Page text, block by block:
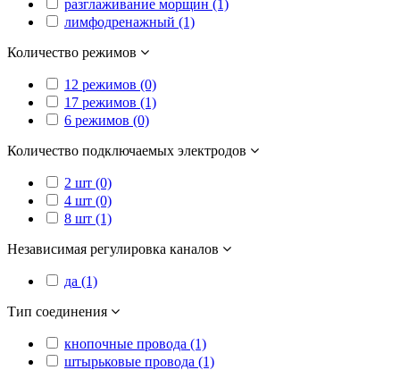
разглаживание морщин (1)
лимфодренажный (1)
Количество режимов
12 режимов (0)
17 режимов (1)
6 режимов (0)
Количество подключаемых электродов
2 шт (0)
4 шт (0)
8 шт (1)
Независимая регулировка каналов
да (1)
Тип соединения
кнопочные провода (1)
штырьковые провода (1)